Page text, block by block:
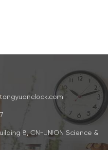
8, CN-UNION Science &